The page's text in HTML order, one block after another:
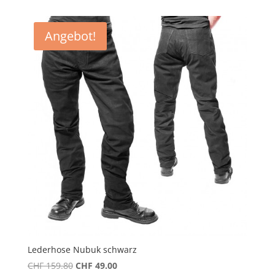
Angebot!
Lederhose Nubuk schwarz
CHF159.80 Ursprünglicher
CHF 49.00Aktueller